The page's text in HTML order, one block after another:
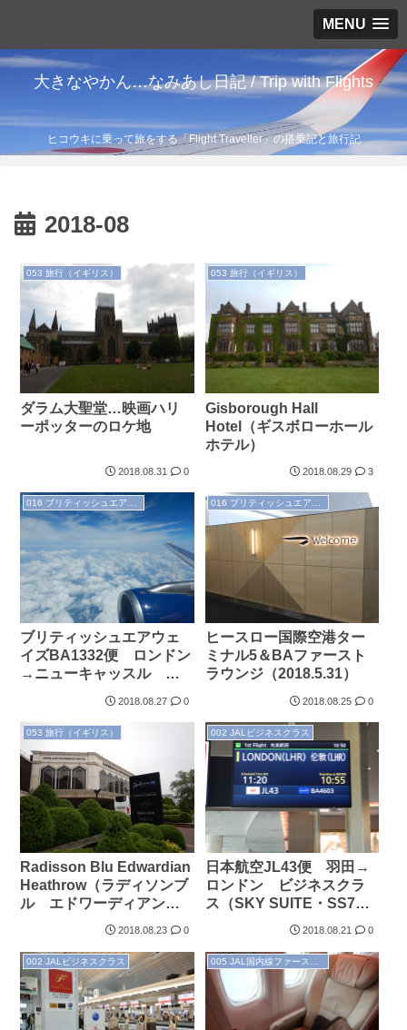
MENU
大きなやかん…なみあし日記 / Trip with Flights
ヒコウキに乗って旅をする「Flight Traveller」の搭乗記と旅行記
2018-08
053 旅行（イギリス）
ダラム大聖堂…映画ハリ
ーポッターのロケ地
2018.08.31 0
053 旅行（イギリス）
Gisborough Hall
Hotel（ギスボローホール
ホテル）
2018.08.29 3
ブリティッシュエアウェ
イズBA1332便 ロンドン
→ニューキャッスル ビ
（2018.5.31）
2018.08.27 0
ヒースロー国際空港ター
ミナル5＆BAファースト
ラウンジ（2018.5.31）
2018.08.25 0
053 旅行（イギリス）
Radisson Blu Edwardian
Heathrow（ラディソンブ
ル エドワーディアン
ヒースロー）
（2018.5.30）
2018.08.23 0
002 JALビジネスクラス
日本航空JL43便 羽田→
ロンドン ビジネスクラ
ス（SKY SUITE・SS7）
搭乗記（2018.5.30）
2018.08.21 0
002 JALビジネスクラス 005 JAL国内線ファーストクラス